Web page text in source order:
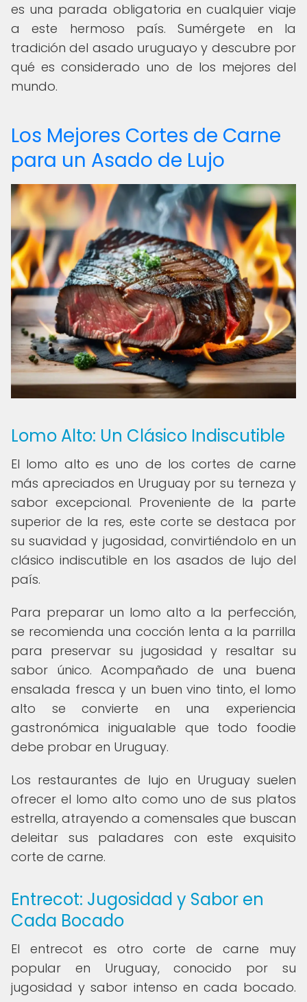
es una parada obligatoria en cualquier viaje
a este hermoso país. Sumérgete en la
tradición del asado uruguayo y descubre por
qué es considerado uno de los mejores del
mundo.
Los Mejores Cortes de Carne
para un Asado de Lujo
Lomo Alto: Un Clásico Indiscutible
El lomo alto es uno de los cortes de carne
más apreciados en Uruguay por su terneza y
sabor excepcional. Proveniente de la parte
superior de la res, este corte se destaca por
su suavidad y jugosidad, convirtiéndolo en un
clásico indiscutible en los asados de lujo del
país.
Para preparar un lomo alto a la perfección,
se recomienda una cocción lenta a la parrilla
para preservar su jugosidad y resaltar su
sabor único. Acompañado de una buena
ensalada fresca y un buen vino tinto, el lomo
alto se convierte en una experiencia
gastronómica inigualable que todo foodie
debe probar en Uruguay.
Los restaurantes de lujo en Uruguay suelen
ofrecer el lomo alto como uno de sus platos
estrella, atrayendo a comensales que buscan
deleitar sus paladares con este exquisito
corte de carne.
Entrecot: Jugosidad y Sabor en
Cada Bocado
El entrecot es otro corte de carne muy
popular en Uruguay, conocido por su
jugosidad y sabor intenso en cada bocado.